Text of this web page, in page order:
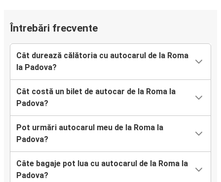
Întrebări frecvente
Cât durează călătoria cu autocarul de la Roma
la Padova?
Cât costă un bilet de autocar de la Roma la
Padova?
Pot urmări autocarul meu de la Roma la
Padova?
Câte bagaje pot lua cu autocarul de la Roma la
Padova?